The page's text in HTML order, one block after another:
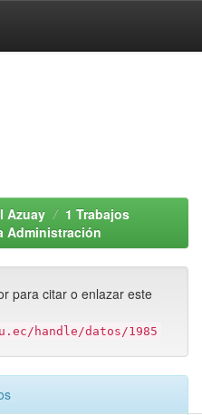
Azuay
1 Trabajos
Administración
para citar o enlazar este
handle/datos/1985